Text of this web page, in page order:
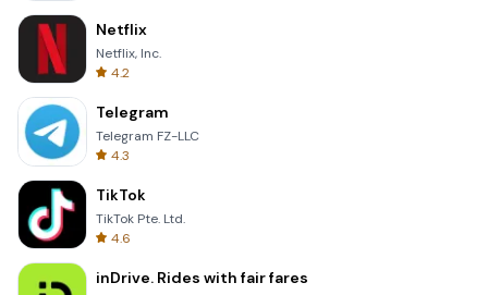
Netflix
Netflix, Inc.
4.2
Telegram
Telegram FZ-LLC
4.3
TikTok
TikTok Pte. Ltd.
4.6
inDrive. Rides with fair fares